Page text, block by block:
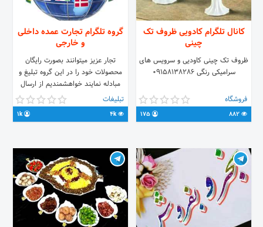
کانال تلگرام کادویی ظروف تک
چینی
ظروف تک چینی کاودیی و سرویس های
سرامیکی رنگی ۰۹۱۵۸۱۳۸۲۸۶
فروشگاه
گروه تلگرام تجارت عمده داخلی
و خارجی
تجار عزیز میتوانند بصورت رایگان
محصولات خود را در این گروه تبلیغ و
مبادله نمایند خواهشمندیم از ارسال
مطالب بی ربط و خارج از عنوان پرهیز
نمایید
تبلیغات
4k
1k